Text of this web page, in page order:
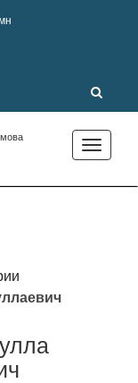
Toggle
navigation